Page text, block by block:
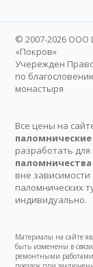
© 2007-2026 ООО
«Покров»
Учережден
по
монастыря
Все цены на
разработать для
паломничества
вне
паломнических
индивидуально.
Материалы на сайте
быть изменены в
ремонтными